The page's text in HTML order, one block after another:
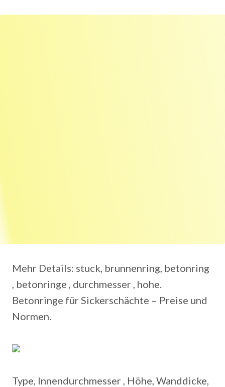
Mehr Details: stuck, brunnenring, betonring
, betonringe , durchmesser , hohe.
Betonringe für Sickerschächte – Preise und
Normen.
Type, Innendurchmesser , Höhe, Wanddicke,